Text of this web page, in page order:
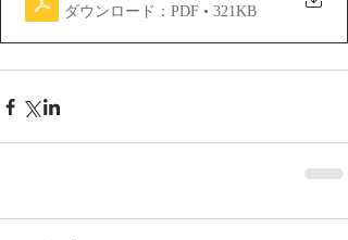
ダウンロード：PDF • 321KB